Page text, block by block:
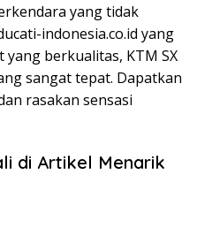
yang tidak
indonesia.co.id yang
berkualitas, KTM SX
sangat tepat. Dapatkan
rasakan sensasi
di Artikel Menarik